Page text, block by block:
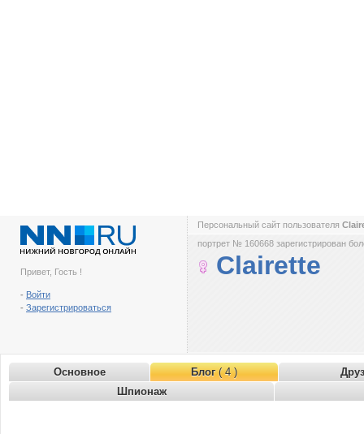
Привет, Гость !
- Войти
- Зарегистрироваться
Персональный сайт пользователя
портрет № 160668 зарегистрирован
Clairette
Основное Блог( 4 )
Шпионаж